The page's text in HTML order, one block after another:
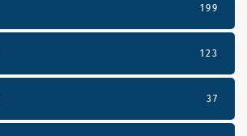
199
123
37